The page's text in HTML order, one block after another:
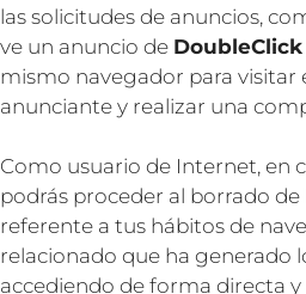
las solicitudes de anuncios,
ve un anuncio de DoubleClick
mismo navegador para visitar
anunciante y realizar una
Como usuario de Internet, en
podrás proceder al borrado
referente a tus hábitos de
relacionado que ha generado
accediendo de forma directa